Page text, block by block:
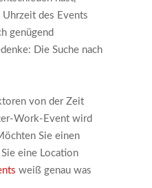
Uhrzeit des Events
genügend
Die Suche nach
von der Zeit
Work-Event wird
Sie einen
eine Location
weiß genau was